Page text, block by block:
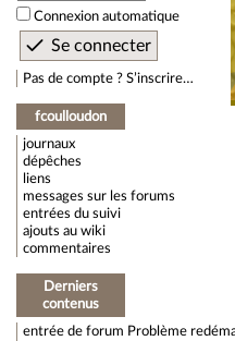
Connexion automatique
Pas de compte ? S’inscrire…
fcoulloudon
journaux
dépêches
liens
messages sur les forums
entrées du suivi
ajouts au wiki
commentaires
Derniers
contenus
entrée de forum Problème